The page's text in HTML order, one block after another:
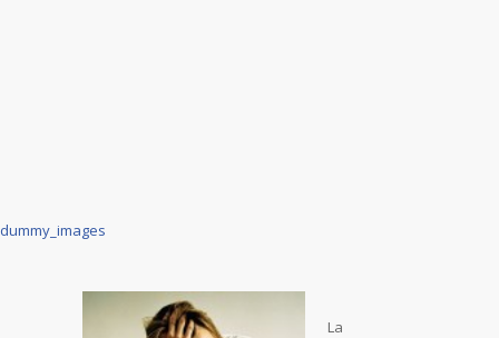
dummy_images
La